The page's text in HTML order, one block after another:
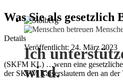
Ich
wird.
Was Sie als gesetzlich
Details
Veröffentlicht: 24. März 2023
(SKFM KL) …wenn eine
der SKFM Kaiserslautern den an der